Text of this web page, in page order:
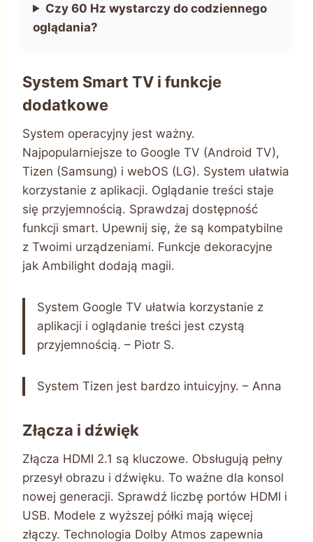
Czy 60 Hz wystarczy do codziennego
oglądania?
System Smart TV i funkcje
dodatkowe
System operacyjny jest ważny.
Najpopularniejsze to Google TV (Android TV),
Tizen (Samsung) i webOS (LG). System ułatwia
korzystanie z aplikacji. Oglądanie treści staje
się przyjemnością. Sprawdzaj dostępność
funkcji smart. Upewnij się, że są kompatybilne
z Twoimi urządzeniami. Funkcje dekoracyjne
jak Ambilight dodają magii.
System Google TV ułatwia korzystanie z
aplikacji i oglądanie treści jest czystą
przyjemnością. – Piotr S.
System Tizen jest bardzo intuicyjny. – Anna
Złącza i dźwięk
Złącza HDMI 2.1 są kluczowe. Obsługują pełny
przesył obrazu i dźwięku. To ważne dla konsol
nowej generacji. Sprawdź liczbę portów HDMI i
USB. Modele z wyższej półki mają więcej
złączy. Technologia Dolby Atmos zapewnia